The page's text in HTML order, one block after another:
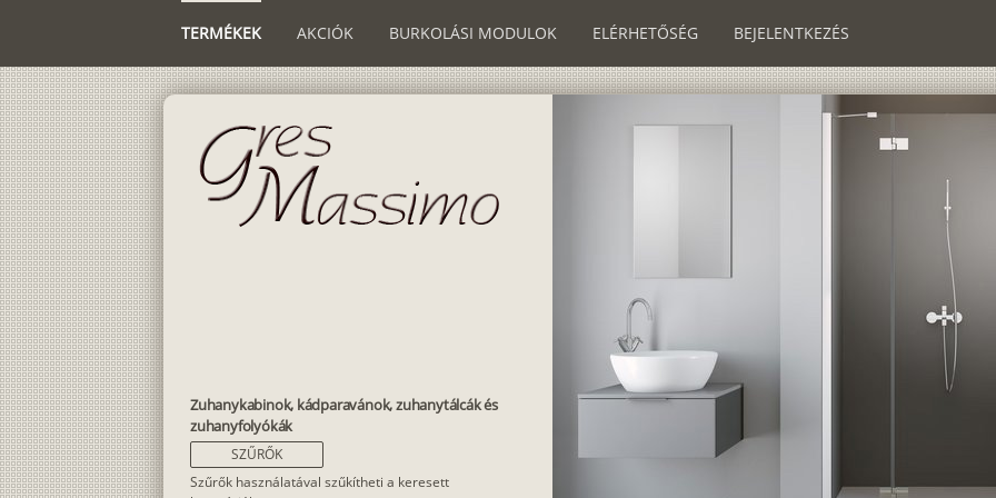
TERMÉKEK AKCIÓK BURKOLÁSI MODULOK ELÉRHETŐSÉG BEJELENTKEZÉS
Zuhanykabinok, kádparavánok, zuhanytálcák és
zuhanyfolyókák
SZŰRŐK
Szűrők használatával szűkítheti a keresett